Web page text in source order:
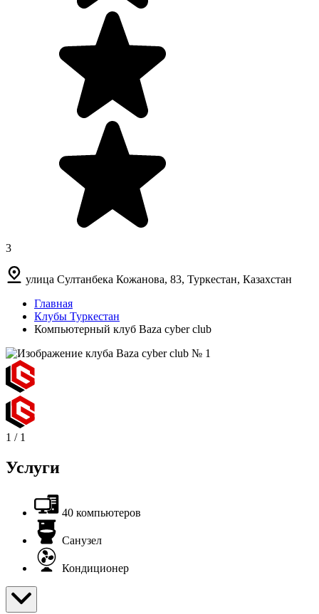
3
улица Султанбека Кожанова, 83, Туркестан, Казахстан
Главная
Клубы Туркестан
Компьютерный клуб Baza cyber club
1 / 1
Услуги
40 компьютеров
Санузел
Кондиционер